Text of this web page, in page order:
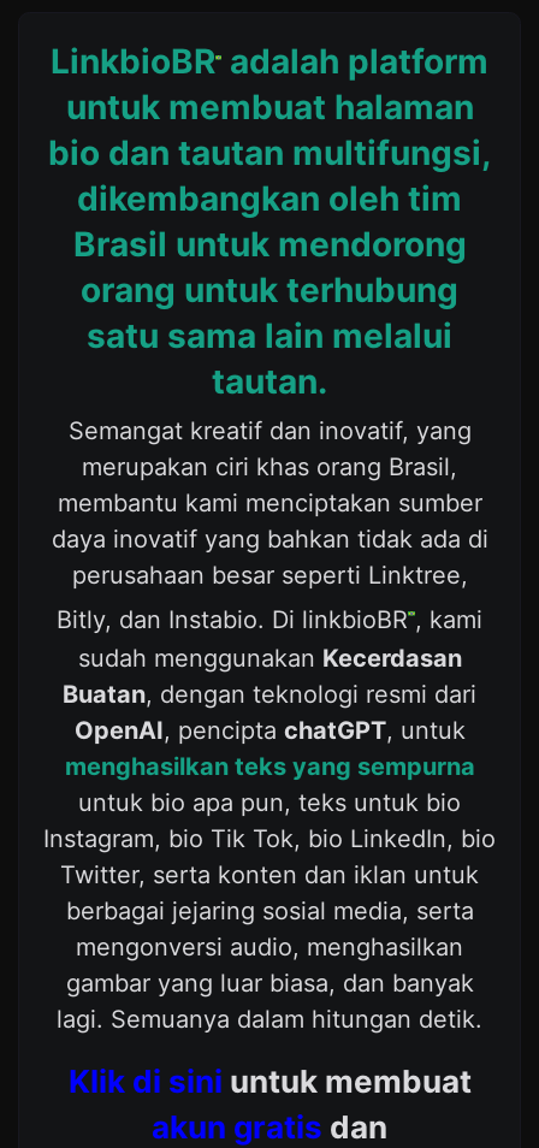
LinkbioBR adalah platform
untuk membuat halaman
bio dan tautan multifungsi,
dikembangkan oleh tim
Brasil untuk mendorong
orang untuk terhubung
satu sama lain melalui
tautan.
Semangat kreatif dan inovatif, yang
merupakan ciri khas orang Brasil,
membantu kami menciptakan sumber
daya inovatif yang bahkan tidak ada di
perusahaan besar seperti Linktree,
Bitly, dan Instabio. Di linkbioBR , kami
sudah menggunakan Kecerdasan
Buatan, dengan teknologi resmi dari
OpenAI, pencipta chatGPT, untuk
menghasilkan teks yang sempurna
untuk bio apa pun, teks untuk bio
Instagram, bio Tik Tok, bio LinkedIn, bio
Twitter, serta konten dan iklan untuk
berbagai jejaring sosial media, serta
mengonversi audio, menghasilkan
gambar yang luar biasa, dan banyak
lagi. Semuanya dalam hitungan detik.
Klik di sini untuk membuat
akun gratis dan